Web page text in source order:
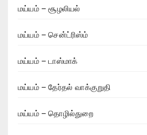
மய்யம் – சூழலியல்
மய்யம் – சென்ட்ரிஸ்ம்
மய்யம் – டாஸ்மாக்
மய்யம் – தேர்தல் வாக்குறுதி
மய்யம் – தொழில்துறை